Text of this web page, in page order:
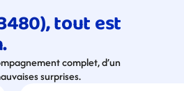
tout est
complet, d’un
surprises.